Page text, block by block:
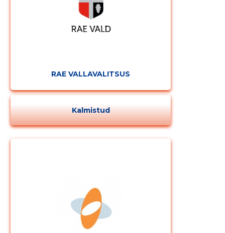
RAE VALLAVALITSUS
Kalmistud